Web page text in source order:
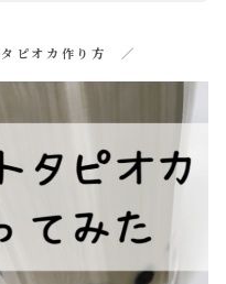
ピオカ作り方 ／